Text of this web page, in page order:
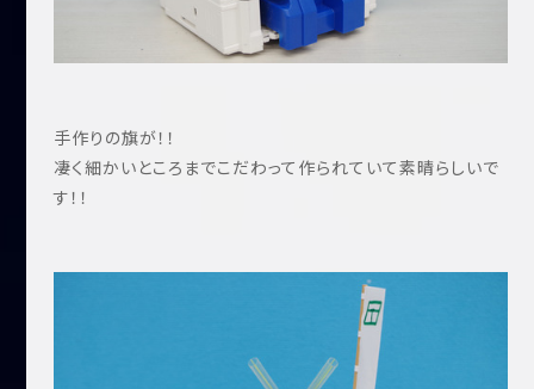
手作りの旗が！！
凄く細かいところまでこだわって作られていて素晴らしいで
す！！